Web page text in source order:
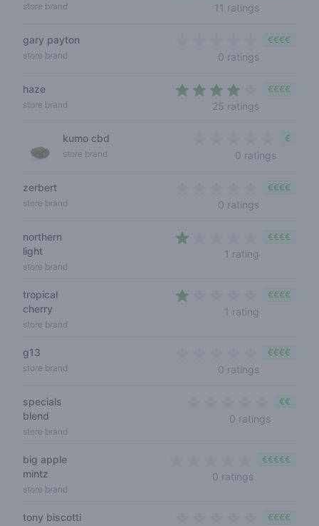
store brand 11 ratings
gary payton
store brand 0 ratings
€€€€
haze
store brand 25 ratings
€€€€
kumo cbd
store brand 0 ratings
€
zerbert
store brand 0 ratings
€€€€
northern
light
store brand
1 rating
€€€€
tropical
cherry
store brand
1 rating
€€€€
g13
store brand 0 ratings
€€€€
specials
blend
store brand
0 ratings
€€
big apple
mintz
store brand
0 ratings
€€€€€
tony biscotti €€€€